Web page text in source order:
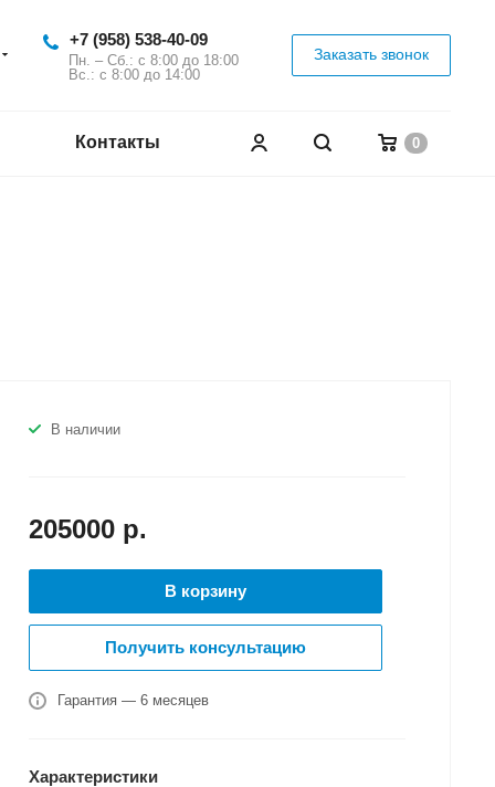
+7 (958) 538-40-09
Пн. – Сб.: с 8:00 до 18:00
Вс.: с 8:00 до 14:00
Заказать звонок
0
Контакты
В наличии
205000 р.
В корзину
Получить консультацию
Гарантия — 6 месяцев
Характеристики